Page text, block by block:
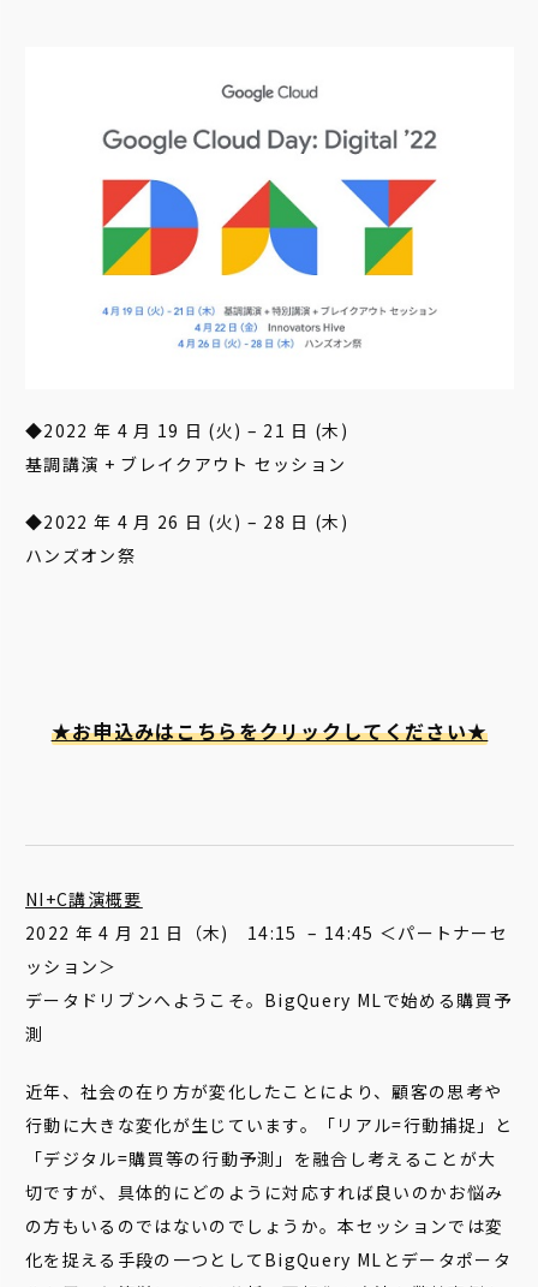
◆2022 年 4 月 19 日 (火) – 21 日 (木)
基調講演 + ブレイクアウト セッション
◆2022 年 4 月 26 日 (火) – 28 日 (木)
ハンズオン祭
★お申込みはこちらをクリックしてください★
NI+C講演概要
2022 年 4 月 21 日（木) 14:15 – 14:45 ＜パートナーセ
ッション＞
データドリブンへようこそ。BigQuery MLで始める購買予
測
近年、社会の在り方が変化したことにより、顧客の思考や
行動に大きな変化が生じています。「リアル=行動捕捉」と
「デジタル=購買等の行動予測」を融合し考えることが大
切ですが、具体的にどのように対応すれば良いのかお悩み
の方もいるのではないのでしょうか。本セッションでは変
化を捉える手段の一つとしてBigQuery MLとデータポータ